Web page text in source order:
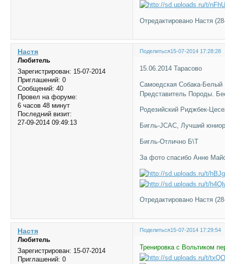
Отредактировано Настя
Поделиться15-07-2014 17:28:28
Настя
Любитель
Зарегистрирован: 15-07-2014
Приглашений: 0
Сообщений: 40
Провел на форуме:
6 часов 48 минут
Последний визит:
27-09-2014 09:49:13
15.06.2014 Тарасово
Самоедская Собака-
Представитель Породы.
Родезийский Риджбек-
Бигль-JCAC, Лучший
Бигль-Отлично Б\Т
За фото спасибо Анне
Отредактировано Настя
Поделиться15-07-2014 17:29:54
Настя
Любитель
Зарегистрирован: 15-07-2014
Приглашений: 0
Тренировка с Вольтиком